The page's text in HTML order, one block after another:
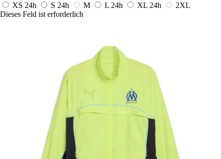
XS 24h S 24h M L 24h XL 24h
2XL
Dieses Feld ist erforderlich